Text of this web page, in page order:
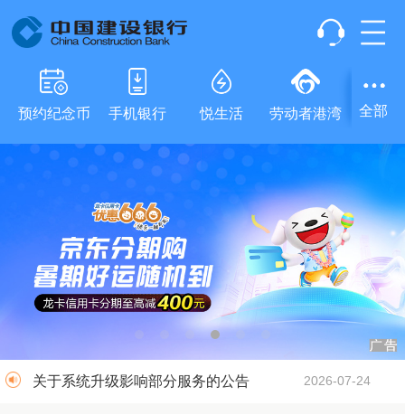
预约纪念币 手机银行 悦生活 劳动者港湾 e账户
全部
关于发布新版《中国建设银行龙卡信用... 2026-07-23
建设银行将于8月10日至19日代销... 2026-08-07
关于系统升级影响部分服务的公告 2026-07-31
中国建设银行个人贷款正常履约年化综... 2026-07-31
关于系统升级影响部分服务的公告 2026-07-24